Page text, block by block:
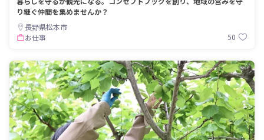
り継ぐ仲間を集めませんか？
長野県松本市
お仕事
50